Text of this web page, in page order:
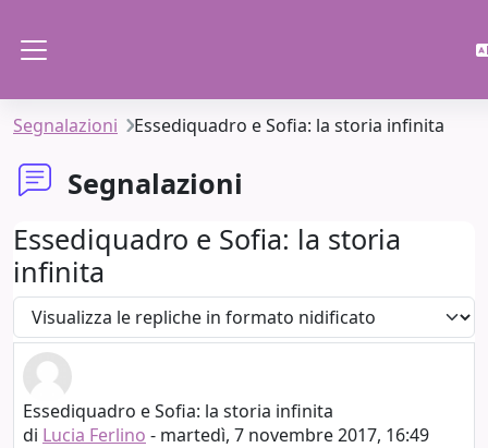
Segnalazioni Essediquadro e Sofia: la storia infinita
Segnalazioni
Essediquadro e Sofia: la storia
infinita
Modalità visualizzazione
Essediquadro e Sofia: la storia infinita
di Lucia Ferlino - martedì, 7 novembre 2017, 16:49
Numero di risposte: 0